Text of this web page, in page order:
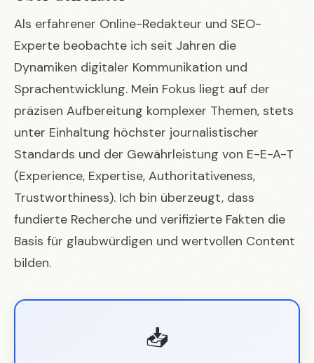
Als erfahrener Online-Redakteur und SEO-
Experte beobachte ich seit Jahren die
Dynamiken digitaler Kommunikation und
Sprachentwicklung. Mein Fokus liegt auf der
präzisen Aufbereitung komplexer Themen, stets
unter Einhaltung höchster journalistischer
Standards und der Gewährleistung von E-E-A-T
(Experience, Expertise, Authoritativeness,
Trustworthiness). Ich bin überzeugt, dass
fundierte Recherche und verifizierte Fakten die
Basis für glaubwürdigen und wertvollen Content
bilden.
📥